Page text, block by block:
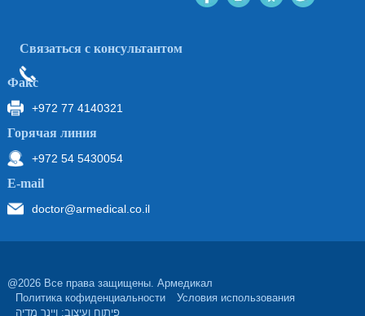
Связаться с консультантом
Факс
+972 77 4140321
Горячая линия
+972 54 5430054
Е-mail
doctor@armedical.co.il
@2026 Все права защищены. Армедикал
Политика кофиденциальности
Условия использования
פיתוח ועיצוב: ויינר מדיה